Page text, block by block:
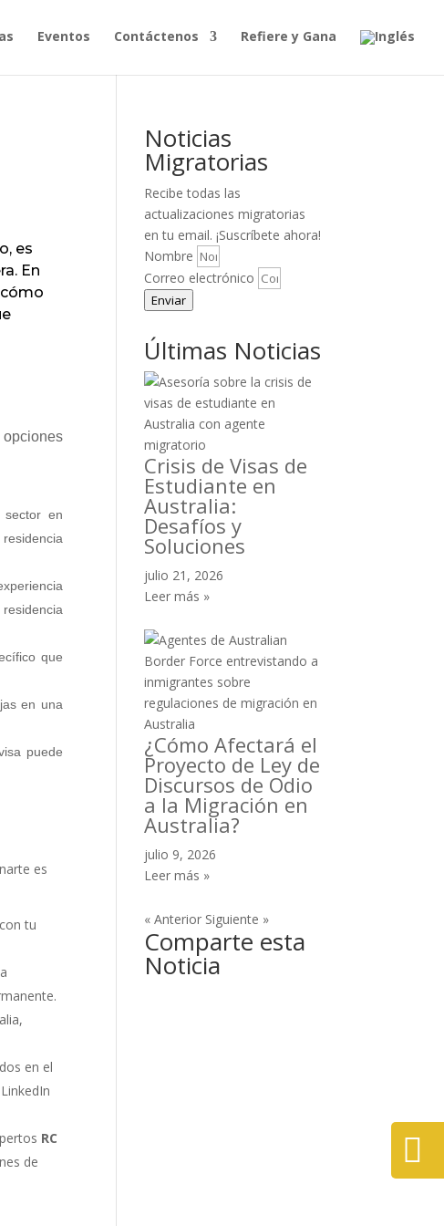
Eventos Contáctenos Refiere y Gana
es
En
cómo
opciones
sector en
que
en una
puede
es
tu
en el
RC
de
Noticias
Migratorias
Recibe todas las
actualizaciones migratorias
en tu email. ¡Suscríbete ahora!
Nombre
Correo electrónico
Enviar
Últimas Noticias
Crisis de Visas de
Estudiante en
Australia:
Desafíos y
Soluciones
julio 21, 2026
Leer más »
¿Cómo Afectará el
Proyecto de Ley de
Discursos de Odio
a la Migración en
Australia?
julio 9, 2026
Leer más »
« Anterior Siguiente »
Comparte esta
Noticia
